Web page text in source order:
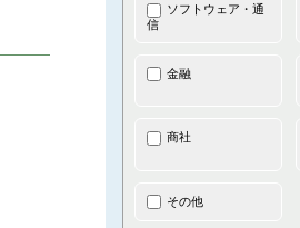
ソフトウェア・通
信
金融
商社
その他